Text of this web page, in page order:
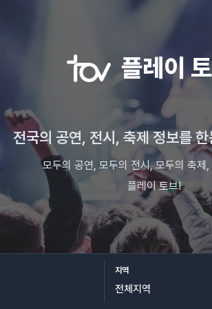
플레이
전국의 공연, 전시, 축제 정보를
모두의 공연, 모두의 전시, 모두의 축제
플레이 토브!
지역